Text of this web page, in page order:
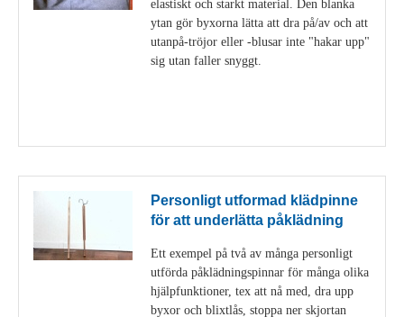
elastiskt och starkt material. Den blanka
ytan gör byxorna lätta att dra på/av och att
utanpå-tröjor eller -blusar inte "hakar upp"
sig utan faller snyggt.
Personligt utformad klädpinne
för att underlätta påklädning
Ett exempel på två av många personligt
utförda påklädningspinnar för många olika
hjälpfunktioner, tex att nå med, dra upp
byxor och blixtlås, stoppa ner skjortan